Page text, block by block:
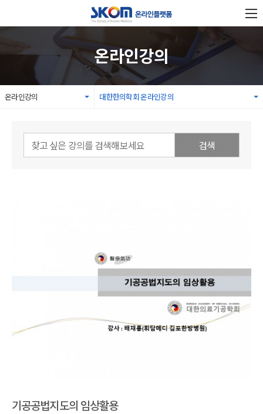
온라인강의
온라인강의 대한한의학회 온라인강의
기공공법지도의 임상활용